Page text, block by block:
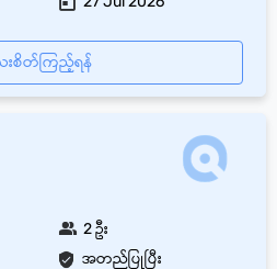
းစိတ်ကြည့်ရန်
အတည်ပြုပြီး
2 ဦး